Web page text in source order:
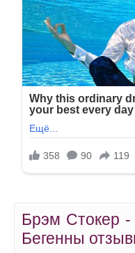
Брэм Стокер
Бегенны